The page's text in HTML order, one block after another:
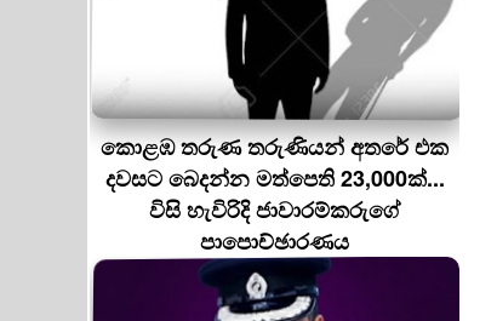
කොළඹ තරුණ තරුණියන් අතරේ එක
දවසට බෙදන්න මත්පෙති 23,000ක්...
විසි හැවිරිදි ජාවාරම්කරුගේ
පාපොච්ඡාරණය